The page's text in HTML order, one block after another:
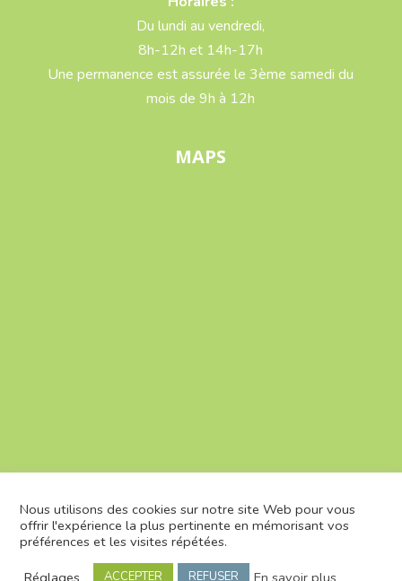
Du lundi au vendredi,
8h-12h et 14h-17h
Une permanence est assurée le 3ème samedi du
mois de 9h à 12h
MAPS
Nous utilisons des cookies sur notre site Web pour vous
offrir l'expérience la plus pertinente en mémorisant vos
préférences et les visites répétées.
Réglages
ACCEPTER REFUSER En savoir plus